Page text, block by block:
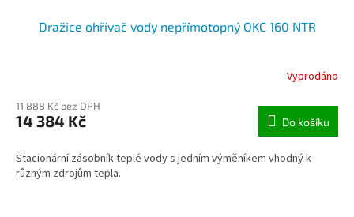
Dražice ohřívač vody nepřímotopný OKC 160 NTR
Vyprodáno
11 888 Kč bez DPH
14 384 Kč Do košíku
Stacionární zásobník teplé vody s jedním výměníkem vhodný k
různým zdrojům tepla.